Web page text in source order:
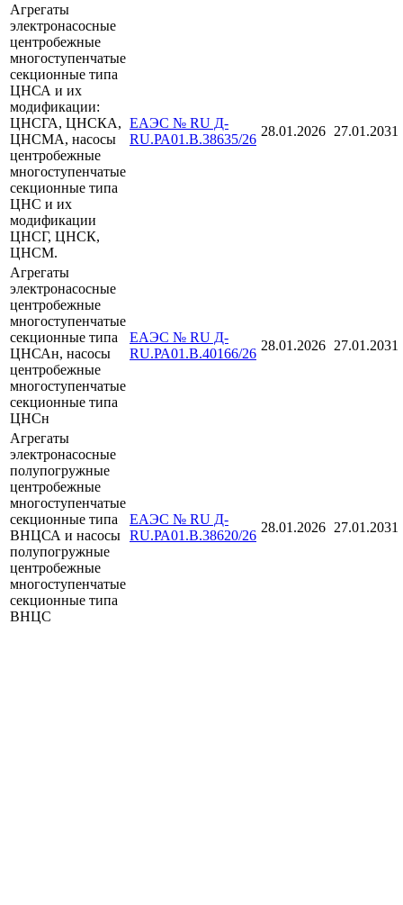
Агрегаты
электронасосные
центробежные
многоступенчатые
секционные типа
ЦНСА и их
модификации:
ЦНСГА, ЦНСКА,
ЦНСМА, насосы
центробежные
многоступенчатые
секционные типа
ЦНС и их
модификации
ЦНСГ, ЦНСК,
ЦНСМ.
ЕАЭС № RU Д-
RU.РА01.В.38635/26
28.01.2026 27.01.2031
Агрегаты
электронасосные
центробежные
многоступенчатые
секционные типа
ЦНСАн, насосы
центробежные
многоступенчатые
секционные типа
ЦНСн
ЕАЭС № RU Д-
RU.РА01.В.40166/26
28.01.2026 27.01.2031
Агрегаты
электронасосные
полупогружные
центробежные
многоступенчатые
секционные типа
ВНЦСА и насосы
полупогружные
центробежные
многоступенчатые
секционные типа
ВНЦС
ЕАЭС № RU Д-
RU.РА01.В.38620/26
28.01.2026 27.01.2031